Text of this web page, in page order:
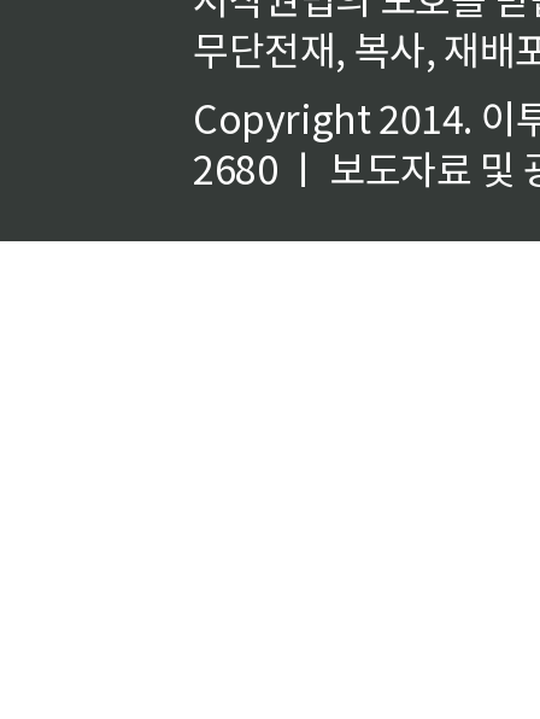
무단전재, 복사, 재배
Copyright 2014. 이
2680 ㅣ 보도자료